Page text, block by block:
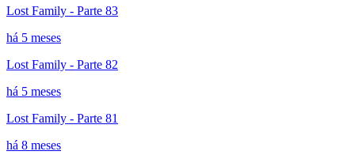
Lost Family - Parte 83
há 5 meses
Lost Family - Parte 82
há 5 meses
Lost Family - Parte 81
há 8 meses